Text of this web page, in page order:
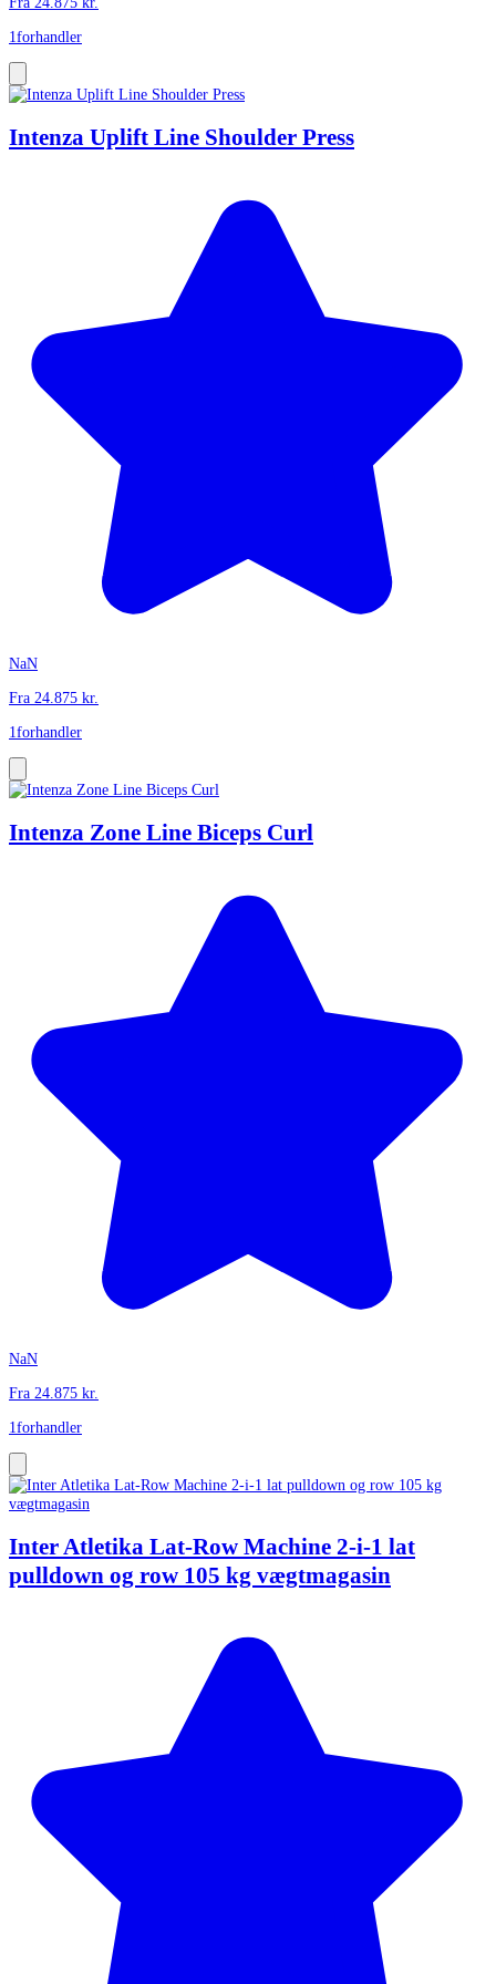
1 forhandler
Intenza Uplift Line Shoulder Press
NaN
Fra 24.875 kr.
1 forhandler
Intenza Zone Line Biceps Curl
NaN
Fra 24.875 kr.
1forhandler
Inter Atletika Lat-Row Machine 2-i-1 lat
pulldown og row 105 kg vægtmagasin